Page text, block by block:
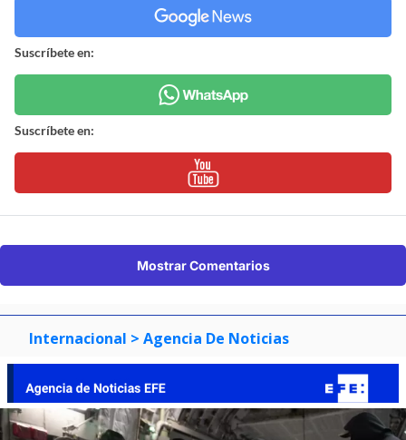
Suscríbete en:
Suscríbete en:
Mostrar Comentarios
Internacional > Agencia De Noticias